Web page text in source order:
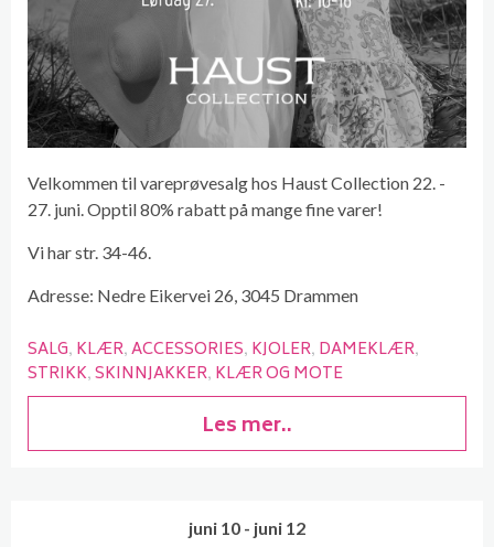
Velkommen til vareprøvesalg hos Haust Collection 22. -
27. juni. Opptil 80% rabatt på mange fine varer!
Vi har str. 34-46.
Adresse: Nedre Eikervei 26, 3045 Drammen
SALG KLÆR ACCESSORIES KJOLER DAMEKLÆR
STRIKK SKINNJAKKER KLÆR OG MOTE
Les mer..
juni 10 - juni 12